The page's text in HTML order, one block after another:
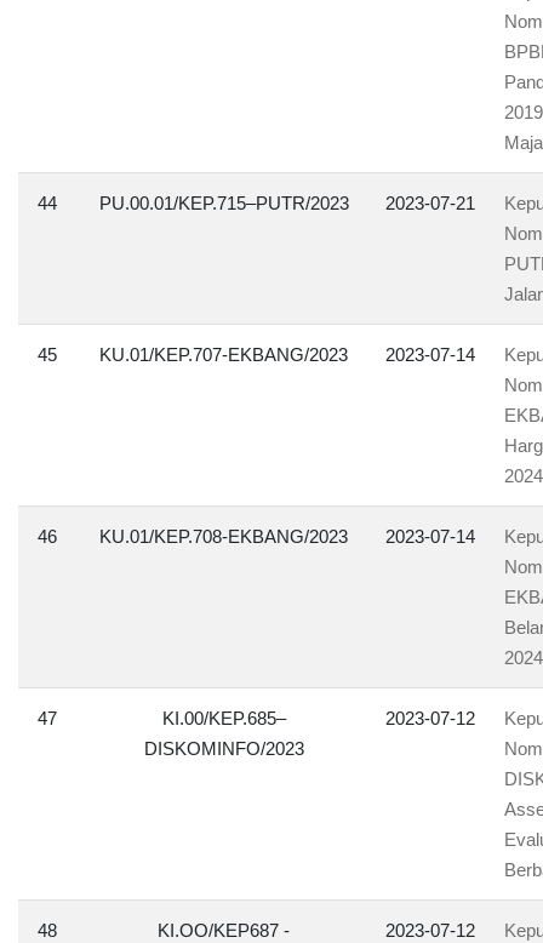
44 PU.00.01/KEP.715–PUTR/2023 2023-07-21
45 KU.01/KEP.707-EKBANG/2023 2023-07-14
2024
46 KU.01/KEP.708-EKBANG/2023 2023-07-14
2024
47
KI.00/KEP.685–
DISKOMINFO/2023
2023-07-12
48
KI.OO/KEP687 -
2023-07-12